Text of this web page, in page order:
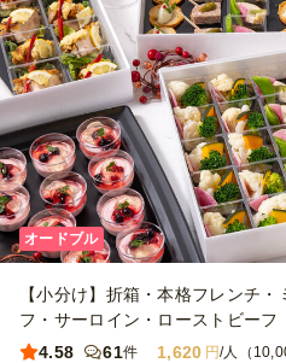
れません） 見た目が華やかで、参
たので良かったです。 また是非利
す。
オードブル
【小分け】折箱・本格フレンチ
フ・サーロイン・ローストビーフ
4.58
61件 1,620 円/人（